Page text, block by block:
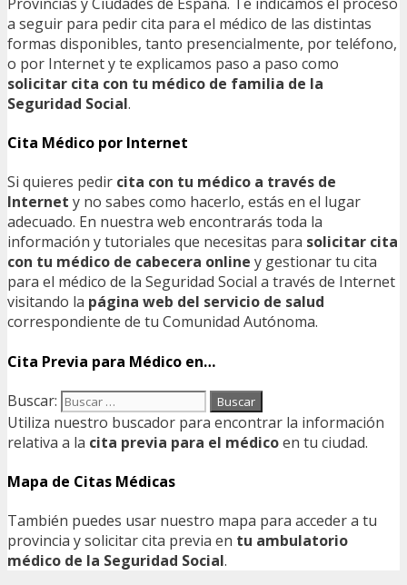
a seguir para pedir cita para el médico de las distintas
formas disponibles, tanto presencialmente, por teléfono,
o por Internet y te explicamos paso a paso como
solicitar cita con tu médico de familia de la
Seguridad Social.
Cita Médico por Internet
Si quieres pedir cita con tu médico a través de
Internet y no sabes como hacerlo, estás en el lugar
adecuado. En nuestra web encontrarás toda la
información y tutoriales que necesitas para solicitar cita
con tu médico de cabecera online y gestionar tu cita
para el médico de la Seguridad Social a través de Internet
visitando la página web del servicio de salud
correspondiente de tu Comunidad Autónoma.
Cita Previa para Médico en…
Buscar:
Utiliza nuestro buscador para encontrar la información
relativa a la cita previa para el médicoen tu ciudad.
Mapa de Citas Médicas
También puedes usar nuestro mapa para acceder a tu
provincia y solicitar cita previa en tu ambulatorio
médico de la Seguridad Social.